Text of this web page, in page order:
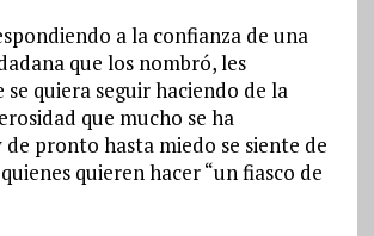
a la confianza de una
que los nombró, les
se quiera seguir haciendo de la
que mucho se ha
de pronto hasta miedo se siente de
quieren hacer “un fiasco de